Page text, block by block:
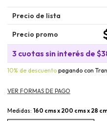
Precio de lista
Precio promo
3 cuotas sin interés de
10% de descuento pagando con
Medidas: 160 cms x 200 cms x 28